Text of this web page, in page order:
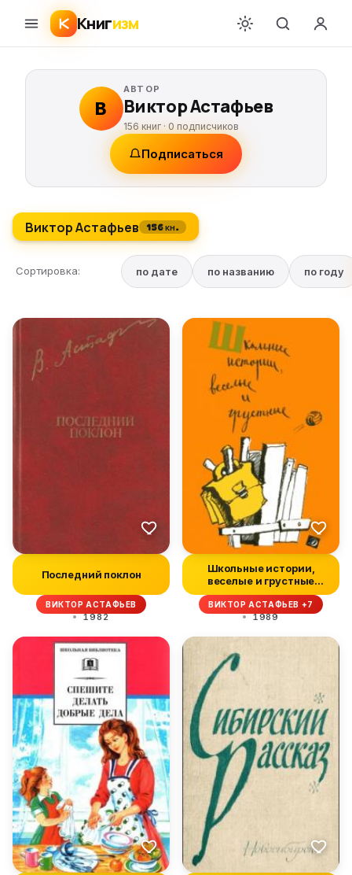
Книгизм
В
АВТОР
Виктор Астафьев
156 книг · 0 подписчиков
Подписаться
Виктор Астафьев 156 кн.
Сортировка: по дате по названию по году
Последний поклон
ВИКТОР АСТАФЬЕВ
1982
Школьные истории,
веселые и грустные
(сборник)
ВИКТОР АСТАФЬЕВ +7
1989